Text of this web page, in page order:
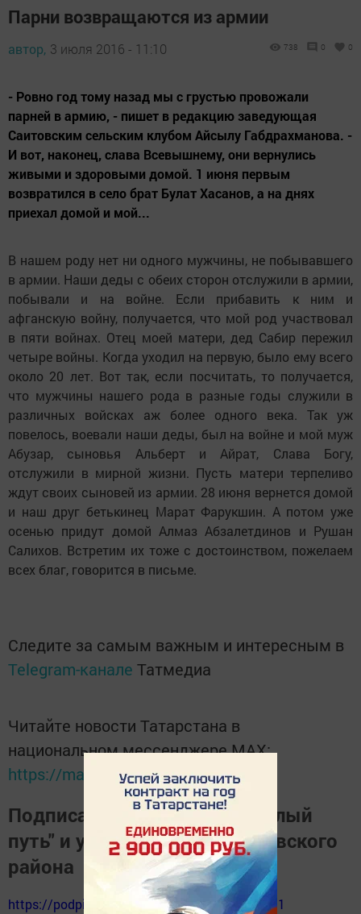
Парни возвращаются из армии
автор, 3 июля 2016 - 11:10 738 0 0
- Ровно год тому назад мы с грустью провожали
парней в армию, - пишет в редакцию заведующая
Саитовским сельским клубом Айсылу Габдрахманова. -
И вот, наконец, слава Всевышнему, они вернулись
живыми и здоровыми домой. 1 июня первым
возвратился в село брат Булат Хасанов, а на днях
приехал домой и мой...
В нашем роду нет ни одного мужчины, не побывавшего
в армии. Наши деды с обеих сторон отслужили в армии,
побывали и на войне. Если прибавить к ним и
афганскую войну, получается, что мой род участвовал
в пяти войнах. Отец моей матери, дед Сабир пережил
четыре войны. Когда уходил на первую, было ему всего
около 20 лет. Вот так, если посчитать, то получается,
что мужчины нашего рода в разные годы служили в
различных войсках аж более одного века. Так уж
повелось, воевали наши деды, был на войне и мой муж
Абузар, сыновья Альберт и Айрат, Слава Богу,
отслужили в мирной жизни. Пусть матери терпеливо
ждут своих сыновей из армии. 28 июня вернется домой
и наш друг бетькинец Марат Фарукшин. А потом уже
осенью придут домой Алмаз Абзалетдинов и Рушан
Салихов. Встретим их тоже с достоинством, пожелаем
всех благ, говорится в письме.
Следите за самым важным и интересным в
Telegram-канале Татмедиа
Читайте новости Татарстана в
национальном мессенджере MАХ:
https://max.ru/tatmedia
Подписаться на газету "Светлый
путь" и узнать о жизни Тукаевского
района
https://podpiska.pochta.ru/press/%D0%9F9511